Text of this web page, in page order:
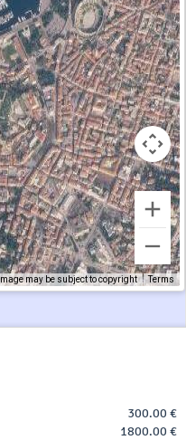
Image may be subject to copyright Terms
300.00 €
1800.00 €